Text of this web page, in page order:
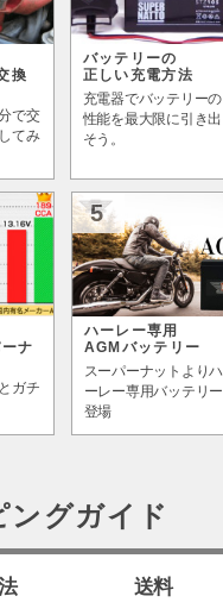
換
で交
てみ
バッテリーの
正しい充電方法
充電器でバッテリーの
性能を最大限に引き出
そう。
ナ
ガチ
5
ハーレー専用
AGMバッテリー
スーパーナットよりハ
ーレー専用バッテリー
登場
ングガイド
送料